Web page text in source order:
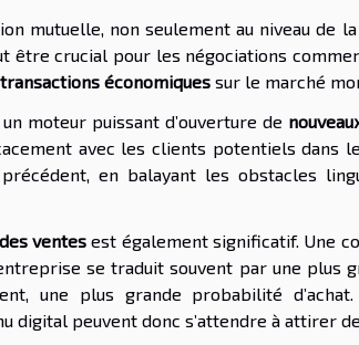
mutuelle, non seulement au niveau de la
être crucial pour les négociations
transactions économiques sur le marché
moteur puissant d’ouverture de
avec les clients potentiels dans
en balayant les obstacles
ventesest également significatif. Une
se traduit souvent par une plus
une plus grande probabilité
digital peuvent donc s’attendre à attirer de